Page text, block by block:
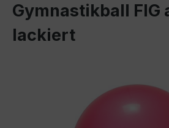
Gymnastikball FIG
lackiert